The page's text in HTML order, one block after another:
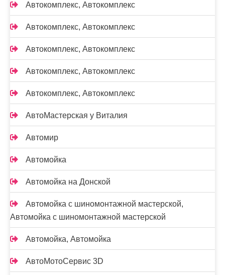
Автокомплекс, Автокомплекс
Автокомплекс, Автокомплекс
Автокомплекс, Автокомплекс
Автокомплекс, Автокомплекс
Автокомплекс, Автокомплекс
АвтоМастерская у Виталия
Автомир
Автомойка
Автомойка на Донской
Автомойка с шиномонтажной мастерской,
Автомойка с шиномонтажной мастерской
Автомойка, Автомойка
АвтоМотоСервис 3D